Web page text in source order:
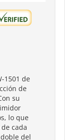
1501 de
de
su
lo que
cada
del